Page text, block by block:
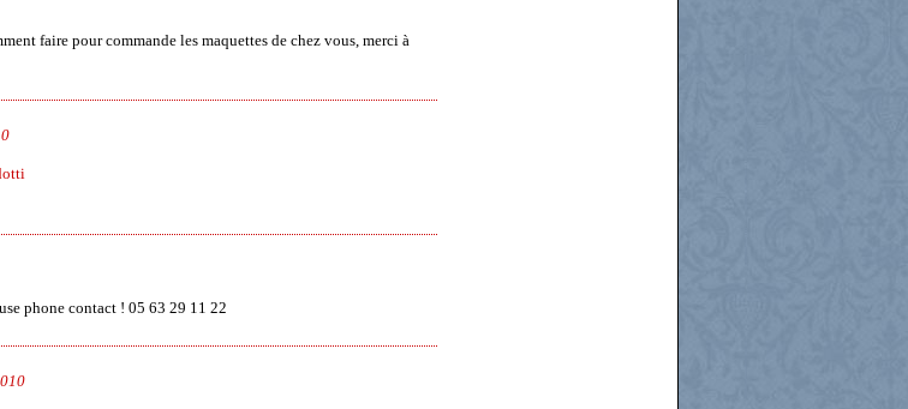
faire pour commande les maquettes de chez vous, merci à
phone contact ! 05 63 29 11 22